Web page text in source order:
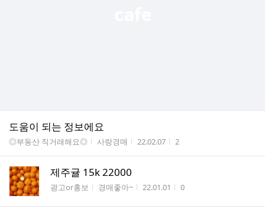
도움이 되는 정보에요
게시판명
◎부동산 직거래해요◎ 작성자
사랑경매 작성시간
22.02.07 조회수
2
제주귤 15k 22000
게시판명
광고or홍보 작성자
경매좋아~ 작성시간
22.01.01 조회수
0